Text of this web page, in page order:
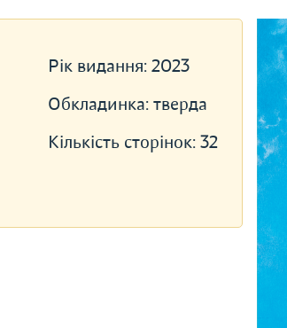
Рік видання: 2023
Обкладинка: тверда
Кількість сторінок: 32